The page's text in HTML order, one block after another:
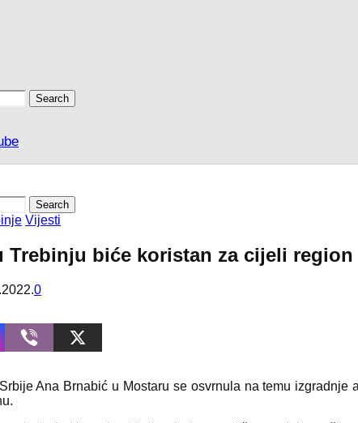
Search
Search
Vijesti
Trebinju biće koristan za cijeli region
0
Ana Brnabić u Mostaru se osvrnula na temu